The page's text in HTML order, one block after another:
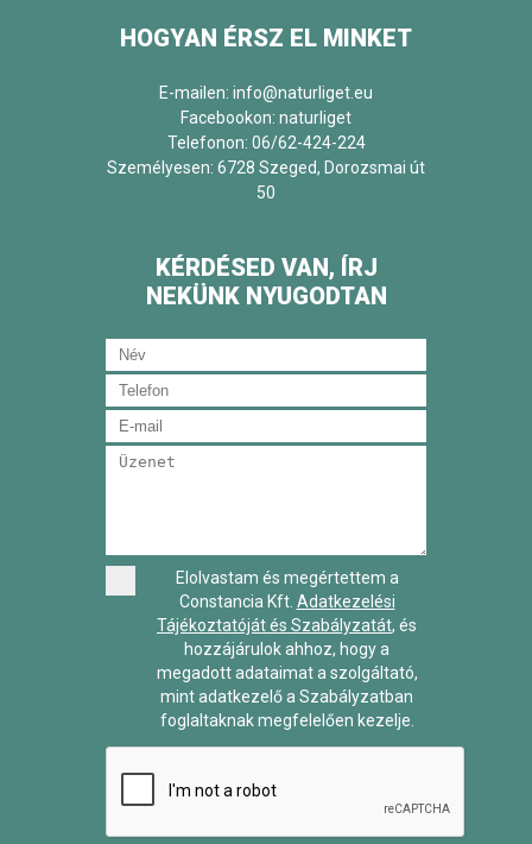
HOGYAN ÉRSZ EL MINKET
E-mailen: info@naturliget.eu
Facebookon: naturliget
Telefonon: 06/62-424-224
Személyesen: 6728 Szeged, Dorozsmai út
50
KÉRDÉSED VAN, ÍRJ
NEKÜNK NYUGODTAN
Elolvastam és megértettem a
Constancia Kft. Adatkezelési
Tájékoztatóját és Szabályzatát, és
hozzájárulok ahhoz, hogy a
megadott adataimat a szolgáltató,
mint adatkezelő a Szabályzatban
foglaltaknak megfelelően kezelje.